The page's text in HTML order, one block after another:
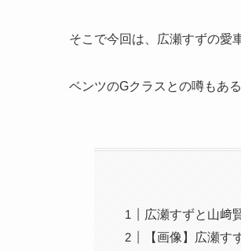
そこで今回は、広瀬すずの愛
ベンツのGクラスとの噂もあ
広瀬すずと山﨑
【画像】広瀬す